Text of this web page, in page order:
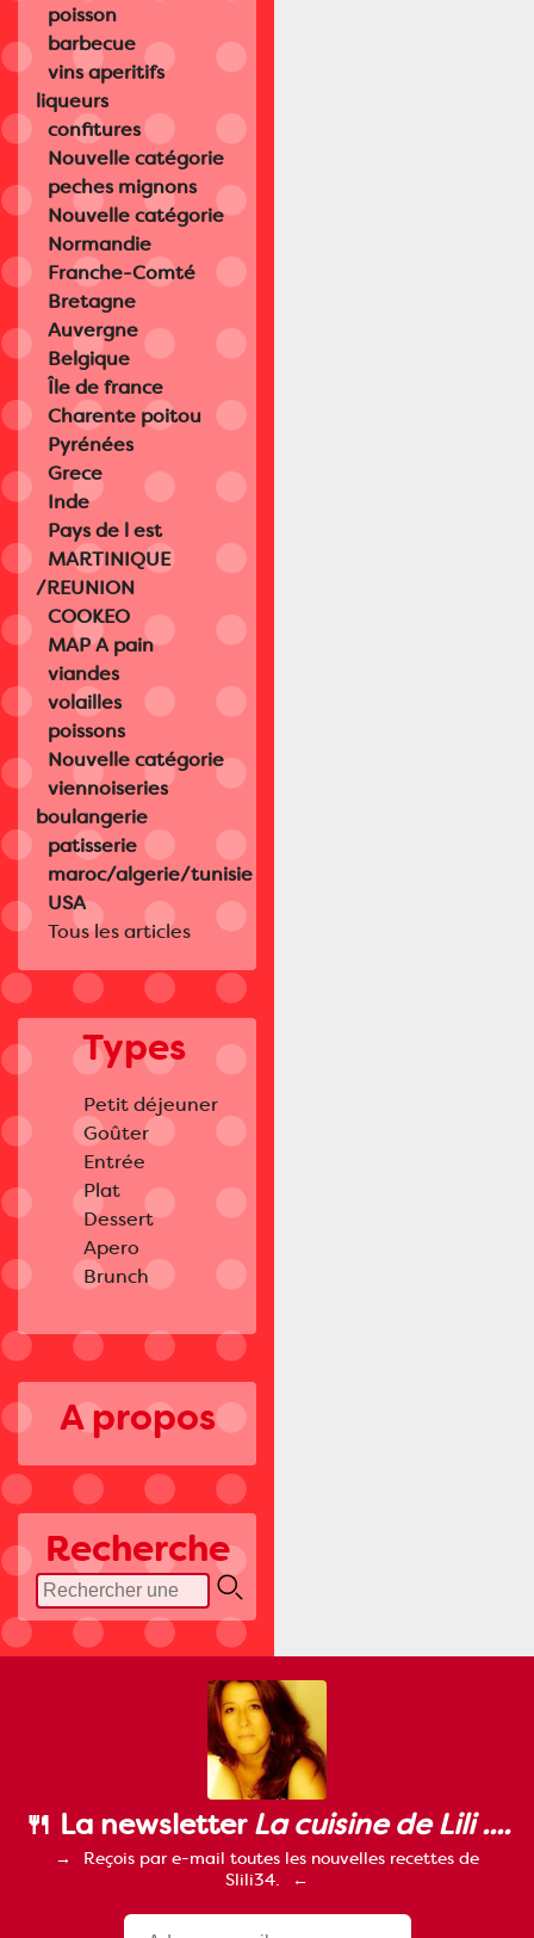
poisson
barbecue
vins aperitifs
liqueurs
confitures
Nouvelle catégorie
peches mignons
Nouvelle catégorie
Normandie
Franche-Comté
Bretagne
Auvergne
Belgique
Île de france
Charente poitou
Pyrénées
Grece
Inde
Pays de l est
MARTINIQUE
/REUNION
COOKEO
MAP A pain
viandes
volailles
poissons
Nouvelle catégorie
viennoiseries
boulangerie
patisserie
maroc/algerie/tunisie
USA
Tous les articles
Types
Petit déjeuner
Goûter
Entrée
Plat
Dessert
Apero
Brunch
A propos
Recherche
🍴 La newsletterLa cuisine de Lili ....
Reçois par e-mail toutes les nouvelles recettes de
Slili34.